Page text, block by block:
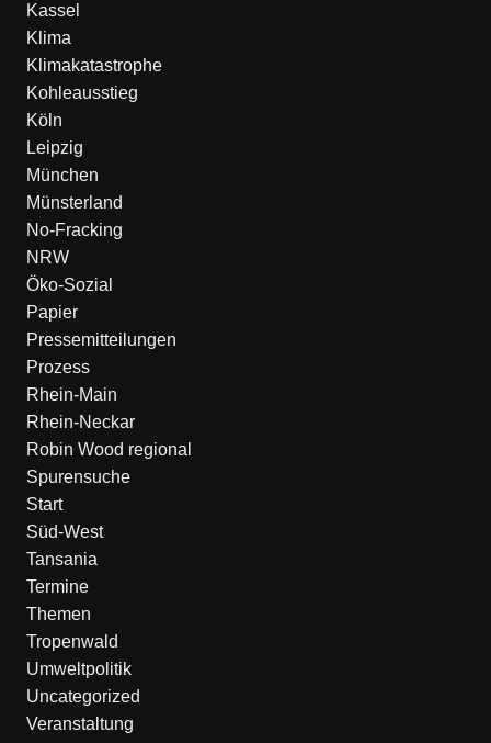
Kassel
Klima
Klimakatastrophe
Kohleausstieg
Köln
Leipzig
München
Münsterland
No-Fracking
NRW
Öko-Sozial
Papier
Pressemitteilungen
Prozess
Rhein-Main
Rhein-Neckar
Robin Wood regional
Spurensuche
Start
Süd-West
Tansania
Termine
Themen
Tropenwald
Umweltpolitik
Uncategorized
Veranstaltung